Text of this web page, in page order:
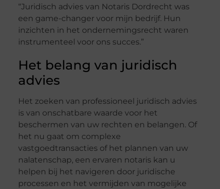
“Juridisch advies van Notaris Dordrecht was
een game-changer voor mijn bedrijf. Hun
inzichten in het ondernemingsrecht waren
instrumenteel voor ons succes.”
Het belang van juridisch
advies
Het zoeken van professioneel juridisch advies
is van onschatbare waarde voor het
beschermen van uw rechten en belangen. Of
het nu gaat om complexe
vastgoedtransacties of het plannen van uw
nalatenschap, een ervaren notaris kan u
helpen bij het navigeren door juridische
processen en het vermijden van mogelijke